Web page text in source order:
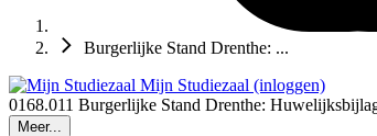
Burgerlijke Stand Drenthe: ...
Mijn Studiezaal (inloggen)
0168.011 Burgerlijke Stand Drenthe:
Meer...